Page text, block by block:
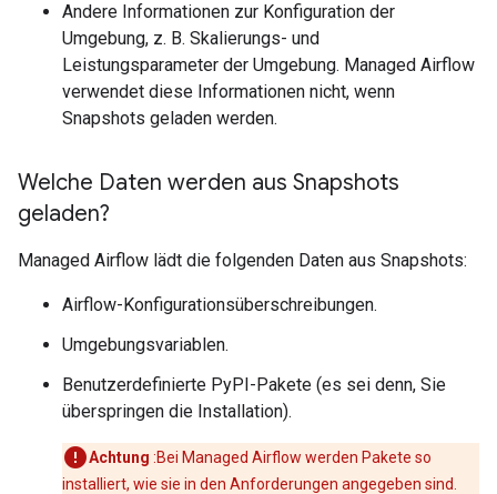
Andere Informationen zur Konfiguration der
Umgebung, z. B. Skalierungs- und
Leistungsparameter der Umgebung. Managed Airflow
verwendet diese Informationen nicht, wenn
Snapshots geladen werden.
Welche Daten werden aus Snapshots
geladen?
Managed Airflow lädt die folgenden Daten aus Snapshots:
Airflow-Konfigurationsüberschreibungen.
Umgebungsvariablen.
Benutzerdefinierte PyPI-Pakete (es sei denn, Sie
überspringen die Installation).
Achtung :Bei Managed Airflow werden Pakete so
installiert, wie sie in den Anforderungen angegeben sind.